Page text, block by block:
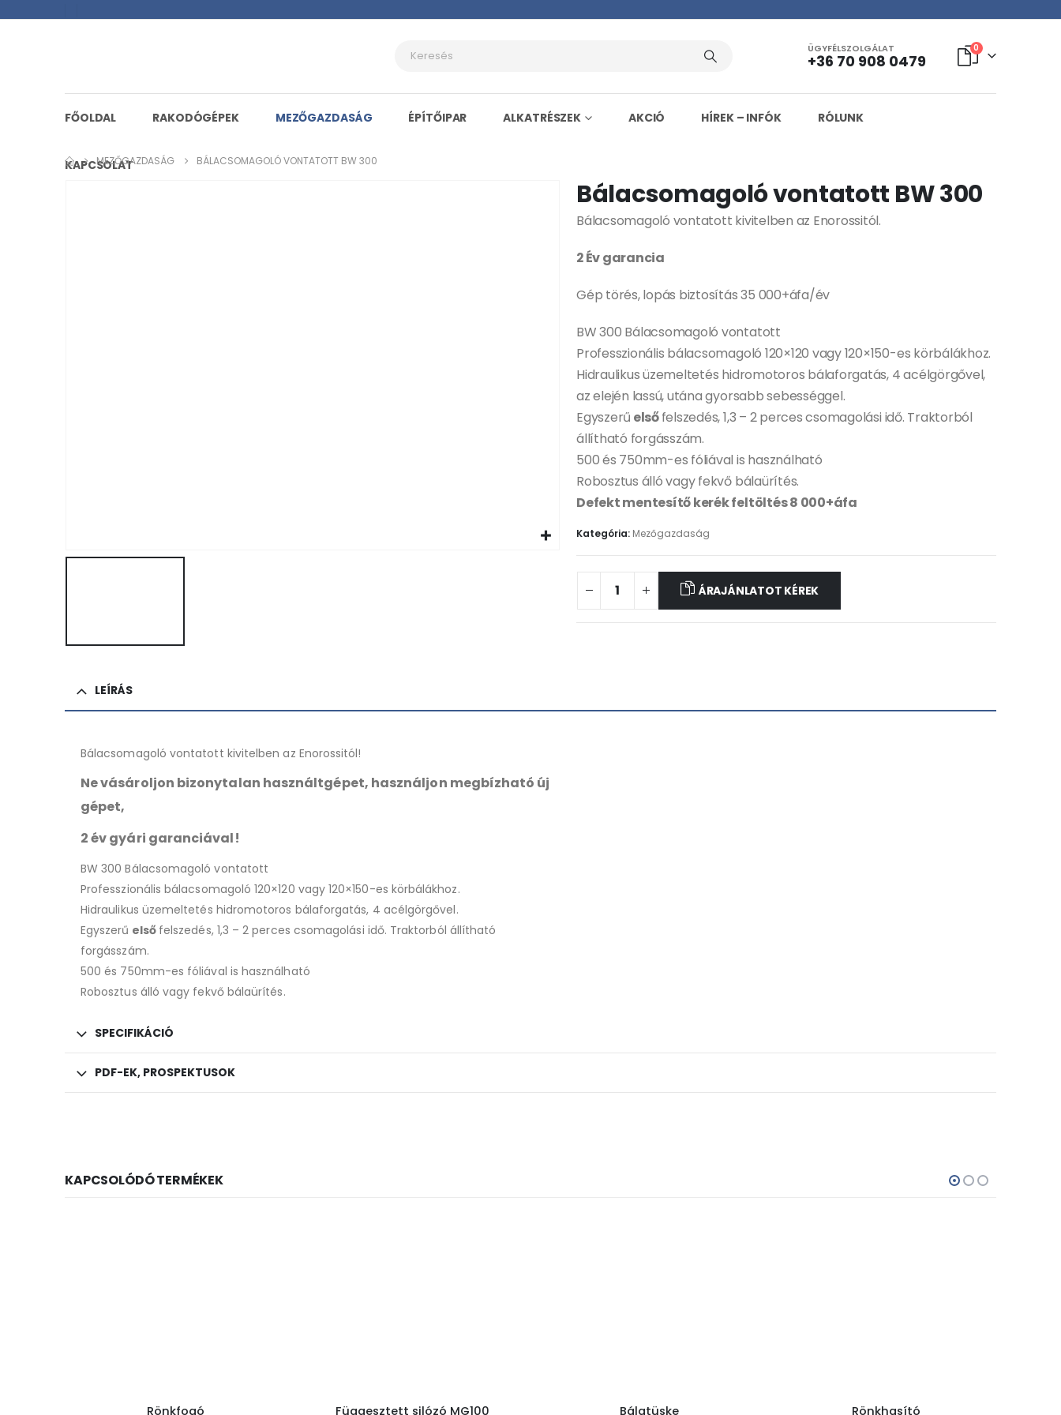
ÜGYFÉLSZOLGÁLAT
+36 70 908 0479
0
FŐOLDAL RAKODÓGÉPEK MEZŐGAZDASÁG ÉPÍTŐIPAR ALKATRÉSZEK AKCIÓ HÍREK – INFÓK RÓLUNK
KAPCSOLAT
MEZŐGAZDASÁG BÁLACSOMAGOLÓ VONTATOTT BW 300
Bálacsomagoló vontatott BW 300
Bálacsomagoló vontatott kivitelben az Enorossitól.
2 Év garancia
Gép törés, lopás biztosítás 35 000+áfa/év
BW 300 Bálacsomagoló vontatott
Professzionális bálacsomagoló 120×120 vagy 120×150-es körbálákhoz.
Hidraulikus üzemeltetés hidromotoros bálaforgatás, 4 acélgörgővel,
az elején lassú, utána gyorsabb sebességgel.
Egyszerű elsőfelszedés, 1,3 – 2 perces csomagolási idő. Traktorból
állítható forgásszám.
500 és 750mm-es fóliával is használható
Robosztus álló vagy fekvő bálaürítés.
Defekt mentesítő kerék feltöltés 8 000+áfa
Kategória: Mezőgazdaság
ÁRAJÁNLATOT KÉREK
LEÍRÁS
Bálacsomagoló vontatott kivitelben az Enorossitól!
Ne vásároljon bizonytalan használtgépet, használjon megbízható új
gépet,
2 év gyári garanciával!
BW 300 Bálacsomagoló vontatott
Professzionális bálacsomagoló 120×120 vagy 120×150-es körbálákhoz.
Hidraulikus üzemeltetés hidromotoros bálaforgatás, 4 acélgörgővel.
Egyszerű első felszedés, 1,3 – 2 perces csomagolási idő. Traktorból állítható
forgásszám.
500 és 750mm-es fóliával is használható
Robosztus álló vagy fekvő bálaürítés.
SPECIFIKÁCIÓ
PDF-EK, PROSPEKTUSOK
KAPCSOLÓDÓ TERMÉKEK
Rönkfogó Függesztett silózó MG100 Bálatüske Rönkhasító